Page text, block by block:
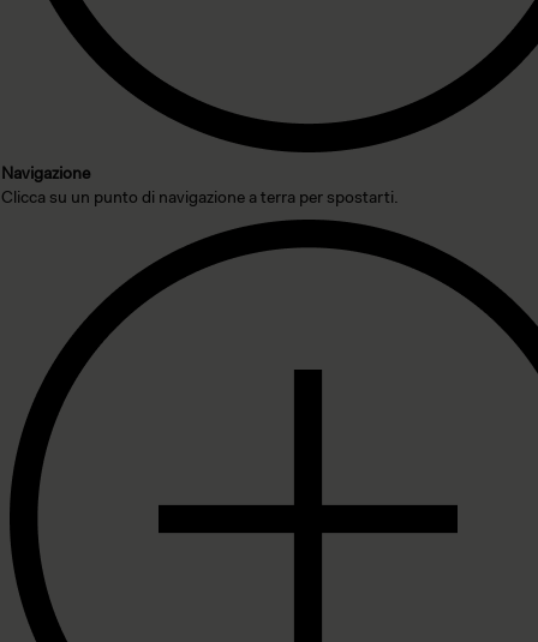
Navigazione
Clicca su un punto di navigazione a terra per spostarti.